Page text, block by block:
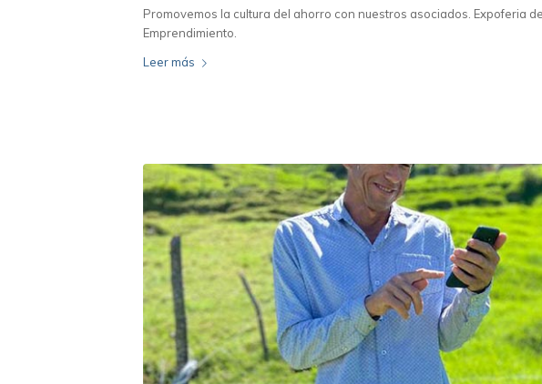
Promovemos la cultura del ahorro con nuestros asociados. Expoferia
Emprendimiento.
Leer más